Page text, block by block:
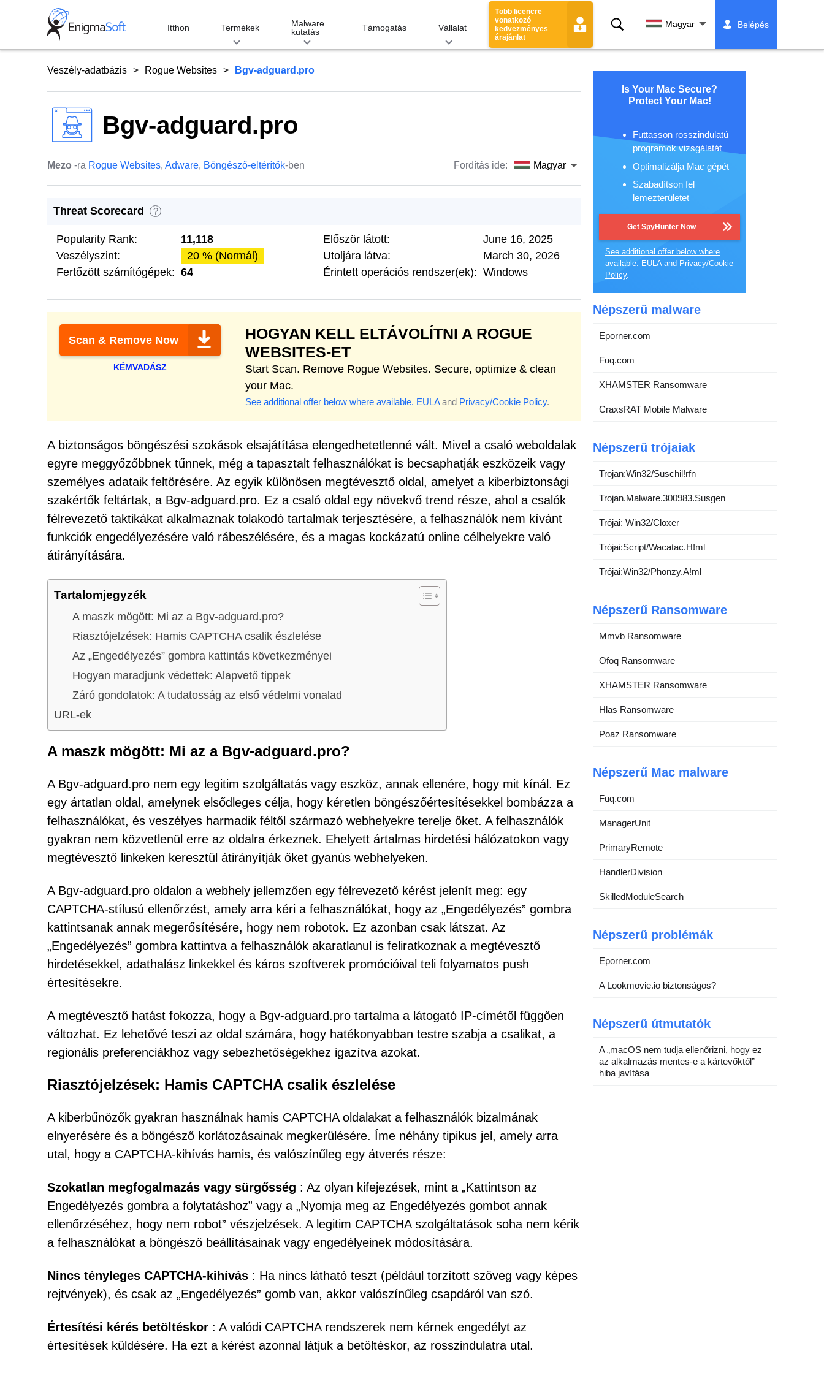
Itthon Termékek
Malware
kutatás
Támogatás Vállalat
Több licencre
vonatkozó
kedvezményes
árajánlat
Keresés Magyar Belépés
Veszély-adatbázis Rogue Websites Bgv-adguard.pro
Bgv-adguard.pro
Mezo -ra Rogue Websites, Adware, Böngésző-eltérítők-ben Fordítás ide: Magyar
Threat Scorecard ?
Popularity Rank:
11,118
Veszélyszint:
20 % (Normál)
Fertőzött számítógépek: 64
Először látott:
June 16, 2025
Utoljára látva:
March 30, 2026
Érintett operációs rendszer(ek): Windows
Scan & Remove Now
KÉMVADÁSZ
HOGYAN KELL ELTÁVOLÍTNI A ROGUE
WEBSITES-ET
Start Scan. Remove Rogue Websites. Secure, optimize & clean
your Mac.
See additional offer below where available. EULAand Privacy/Cookie Policy.
A biztonságos böngészési szokások elsajátítása elengedhetetlenné vált. Mivel a csaló weboldalak
egyre meggyőzőbbnek tűnnek, még a tapasztalt felhasználókat is becsaphatják eszközeik vagy
személyes adataik feltörésére. Az egyik különösen megtévesztő oldal, amelyet a kiberbiztonsági
szakértők feltártak, a Bgv-adguard.pro. Ez a csaló oldal egy növekvő trend része, ahol a csalók
félrevezető taktikákat alkalmaznak tolakodó tartalmak terjesztésére, a felhasználók nem kívánt
funkciók engedélyezésére való rábeszélésére, és a magas kockázatú online célhelyekre való
átirányítására.
Tartalomjegyzék
A maszk mögött: Mi az a Bgv-adguard.pro?
Riasztójelzések: Hamis CAPTCHA csalik észlelése
Az „Engedélyezés” gombra kattintás következményei
Hogyan maradjunk védettek: Alapvető tippek
Záró gondolatok: A tudatosság az első védelmi vonalad
URL-ek
A maszk mögött: Mi az a Bgv-adguard.pro?
A Bgv-adguard.pro nem egy legitim szolgáltatás vagy eszköz, annak ellenére, hogy mit kínál. Ez
egy ártatlan oldal, amelynek elsődleges célja, hogy kéretlen böngészőértesítésekkel bombázza a
felhasználókat, és veszélyes harmadik féltől származó webhelyekre terelje őket. A felhasználók
gyakran nem közvetlenül erre az oldalra érkeznek. Ehelyett ártalmas hirdetési hálózatokon vagy
megtévesztő linkeken keresztül átirányítják őket gyanús webhelyeken.
A Bgv-adguard.pro oldalon a webhely jellemzően egy félrevezető kérést jelenít meg: egy
CAPTCHA-stílusú ellenőrzést, amely arra kéri a felhasználókat, hogy az „Engedélyezés” gombra
kattintsanak annak megerősítésére, hogy nem robotok. Ez azonban csak látszat. Az
„Engedélyezés” gombra kattintva a felhasználók akaratlanul is feliratkoznak a megtévesztő
hirdetésekkel, adathalász linkekkel és káros szoftverek promócióival teli folyamatos push
értesítésekre.
A megtévesztő hatást fokozza, hogy a Bgv-adguard.pro tartalma a látogató IP-címétől függően
változhat. Ez lehetővé teszi az oldal számára, hogy hatékonyabban testre szabja a csalikat, a
regionális preferenciákhoz vagy sebezhetőségekhez igazítva azokat.
Riasztójelzések: Hamis CAPTCHA csalik észlelése
A kiberbűnözők gyakran használnak hamis CAPTCHA oldalakat a felhasználók bizalmának
elnyerésére és a böngésző korlátozásainak megkerülésére. Íme néhány tipikus jel, amely arra
utal, hogy a CAPTCHA-kihívás hamis, és valószínűleg egy átverés része:
Szokatlan megfogalmazás vagy sürgősség : Az olyan kifejezések, mint a „Kattintson az
Engedélyezés gombra a folytatáshoz” vagy a „Nyomja meg az Engedélyezés gombot annak
ellenőrzéséhez, hogy nem robot” vészjelzések. A legitim CAPTCHA szolgáltatások soha nem kérik
a felhasználókat a böngésző beállításainak vagy engedélyeinek módosítására.
Nincs tényleges CAPTCHA-kihívás : Ha nincs látható teszt (például torzított szöveg vagy képes
rejtvények), és csak az „Engedélyezés” gomb van, akkor valószínűleg csapdáról van szó.
Értesítési kérés betöltéskor : A valódi CAPTCHA rendszerek nem kérnek engedélyt az
értesítések küldésére. Ha ezt a kérést azonnal látjuk a betöltéskor, az rosszindulatra utal.
Is Your Mac Secure?
Protect Your Mac!
Futtasson rosszindulatú
programok vizsgálatát
Optimalizálja Mac gépét
Szabadítson fel
lemezterületet
Get SpyHunter Now
See additional offer below where
available. EULAand Privacy/Cookie
Policy.
Népszerű malware
Eporner.com
Fuq.com
XHAMSTER Ransomware
CraxsRAT Mobile Malware
Népszerű trójaiak
Trojan:Win32/Suschil!rfn
Trojan.Malware.300983.Susgen
Trójai: Win32/Cloxer
Trójai:Script/Wacatac.H!ml
Trójai:Win32/Phonzy.A!ml
Népszerű Ransomware
Mmvb Ransomware
Ofoq Ransomware
XHAMSTER Ransomware
Hlas Ransomware
Poaz Ransomware
Népszerű Mac malware
Fuq.com
ManagerUnit
PrimaryRemote
HandlerDivision
SkilledModuleSearch
Népszerű problémák
Eporner.com
A Lookmovie.io biztonságos?
Népszerű útmutatók
A „macOS nem tudja ellenőrizni, hogy ez
az alkalmazás mentes-e a kártevőktől”
hiba javítása